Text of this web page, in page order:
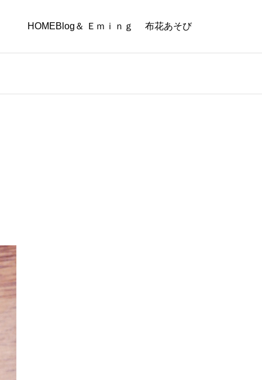
HOMEBlog ＆ Ｅｍｉｎｇ 布花あそび